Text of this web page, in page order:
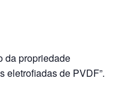
da propriedade
eletrofiadas de PVDF”.